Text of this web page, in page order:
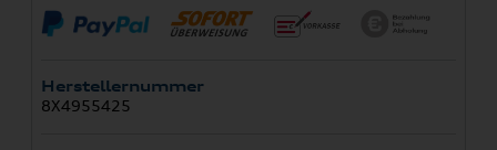
Herstellernummer
8X4955425